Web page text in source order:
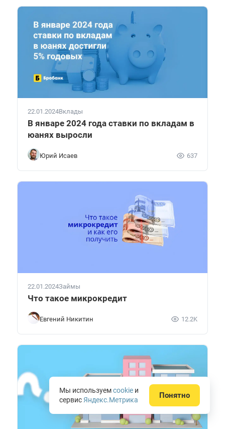
22.01.2024Вклады
В январе 2024 года ставки по вкладам в
юанях выросли
Юрий Исаев 637
22.01.2024Займы
Что такое микрокредит
Евгений Никитин 12.2K
Мы используемcookie и
сервис Яндекс.Метрика Понятно